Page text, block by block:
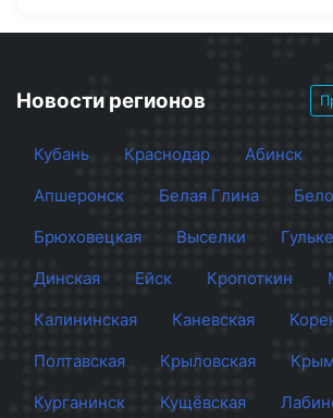
Новости регионов
Кубань Краснодар Абинск
Апшеронск
Белая Глина
Брюховецкая
Выселки
Динская
Ейск Кропоткин
Калининская
Каневская
Полтавская
Крыловская
Курганинск
Кущёвская